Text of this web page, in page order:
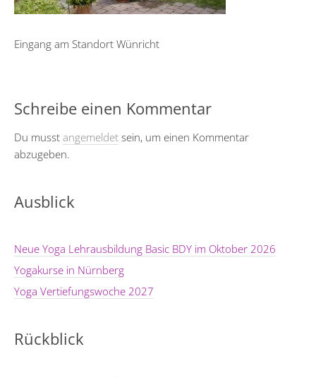
Eingang am Standort Wünricht
Schreibe einen Kommentar
Du musst angemeldet sein, um einen Kommentar
abzugeben.
Ausblick
Neue Yoga Lehrausbildung Basic BDY im Oktober 2026
Yogakurse in Nürnberg
Yoga Vertiefungswoche 2027
Rückblick